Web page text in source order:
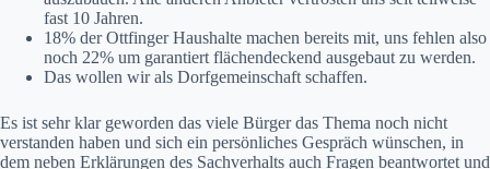
fast 10 Jahren.
18% der Ottfinger Haushalte machen bereits mit, uns fehlen also
noch 22% um garantiert flächendeckend ausgebaut zu werden.
Das wollen wir als Dorfgemeinschaft schaffen.
Es ist sehr klar geworden das viele Bürger das Thema noch nicht
verstanden haben und sich ein persönliches Gespräch wünschen, in
dem neben Erklärungen des Sachverhalts auch Fragen beantwortet und